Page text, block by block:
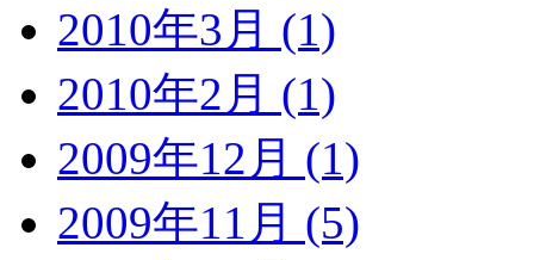
2010年3月 (1)
2010年2月 (1)
2009年12月 (1)
2009年11月 (5)